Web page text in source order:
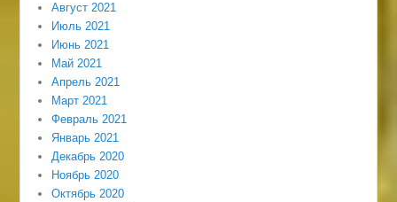
Август 2021
Июль 2021
Июнь 2021
Май 2021
Апрель 2021
Март 2021
Февраль 2021
Январь 2021
Декабрь 2020
Ноябрь 2020
Октябрь 2020